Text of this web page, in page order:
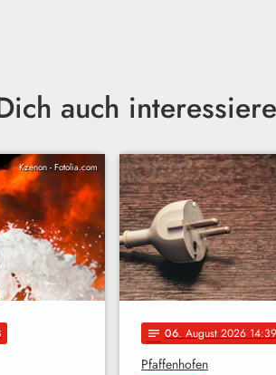
auch
Kzenon - Fotolia.com
notes 06. August 2026 14:39
Pfaffenhofen